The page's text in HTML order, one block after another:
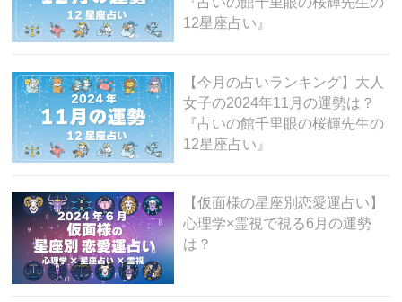
12星座占い』
【今月の占いランキング】大人
女子の2024年11月の運勢は？
『占いの館千里眼の桜輝先生の
12星座占い』
【仮面様の星座別恋愛運占い】
心理学×霊視で視る6月の運勢
は？